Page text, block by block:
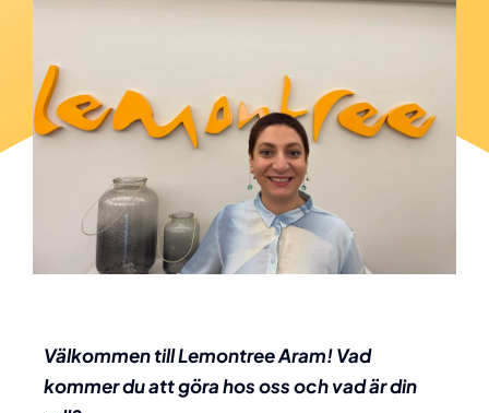
Välkommen till Lemontree Aram! Vad
kommer du att göra hos oss och vad är din